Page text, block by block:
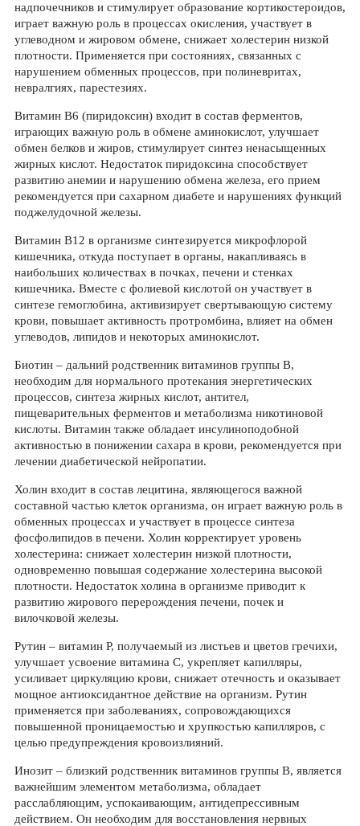
надпочечников и стимулирует образование кортикостероидов,
играет важную роль в процессах окисления, участвует в
углеводном и жировом обмене, снижает холестерин низкой
плотности. Применяется при состояниях, связанных с
нарушением обменных процессов, при полиневритах,
невралгиях, парестезиях.
Витамин В6 (пиридоксин) входит в состав ферментов,
играющих важную роль в обмене аминокислот, улучшает
обмен белков и жиров, стимулирует синтез ненасыщенных
жирных кислот. Недостаток пиридоксина способствует
развитию анемии и нарушению обмена железа, его прием
рекомендуется при сахарном диабете и нарушениях функций
поджелудочной железы.
Витамин В12 в организме синтезируется микрофлорой
кишечника, откуда поступает в органы, накапливаясь в
наибольших количествах в почках, печени и стенках
кишечника. Вместе с фолиевой кислотой он участвует в
синтезе гемоглобина, активизирует свертывающую систему
крови, повышает активность протромбина, влияет на обмен
углеводов, липидов и некоторых аминокислот.
Биотин – дальний родственник витаминов группы В,
необходим для нормального протекания энергетических
процессов, синтеза жирных кислот, антител,
пищеварительных ферментов и метаболизма никотиновой
кислоты. Витамин также обладает инсулиноподобной
активностью в понижении сахара в крови, рекомендуется при
лечении диабетической нейропатии.
Холин входит в состав лецитина, являющегося важной
составной частью клеток организма, он играет важную роль в
обменных процессах и участвует в процессе синтеза
фосфолипидов в печени. Холин корректирует уровень
холестерина: снижает холестерин низкой плотности,
одновременно повышая содержание холестерина высокой
плотности. Недостаток холина в организме приводит к
развитию жирового перерождения печени, почек и
вилочковой железы.
Рутин – витамин Р, получаемый из листьев и цветов гречихи,
улучшает усвоение витамина С, укрепляет капилляры,
усиливает циркуляцию крови, снижает отечность и оказывает
мощное антиоксидантное действие на организм. Рутин
применяется при заболеваниях, сопровождающихся
повышенной проницаемостью и хрупкостью капилляров, с
целью предупреждения кровоизлияний.
Инозит – близкий родственник витаминов группы В, является
важнейшим элементом метаболизма, обладает
расслабляющим, успокаивающим, антидепрессивным
действием. Он необходим для восстановления нервных